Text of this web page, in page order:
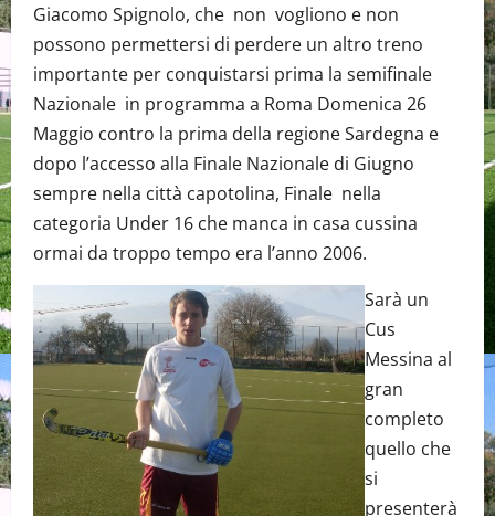
Giacomo Spignolo, che non vogliono e non
possono permettersi di perdere un altro treno
importante per conquistarsi prima la semifinale
Nazionale in programma a Roma Domenica 26
Maggio contro la prima della regione Sardegna e
dopo l’accesso alla Finale Nazionale di Giugno
sempre nella città capotolina, Finale nella
categoria Under 16 che manca in casa cussina
ormai da troppo tempo era l’anno 2006.
Sarà un
Cus
Messina al
gran
completo
quello che
si
presenterà